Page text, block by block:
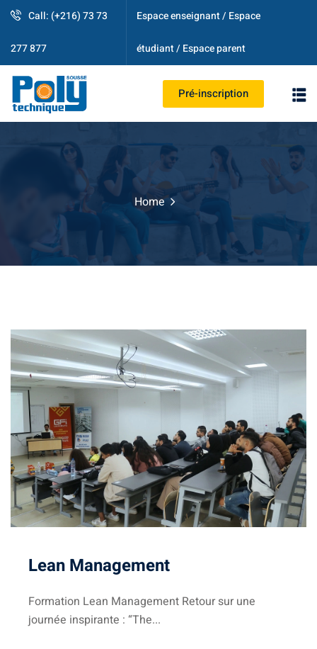
Call: (+216) 73 73
277 877
Espace enseignant / Espace
étudiant / Espace parent
Pré-inscription
& AI
Home
Lean Management
Formation Lean Management Retour sur une
journée inspirante : “The...